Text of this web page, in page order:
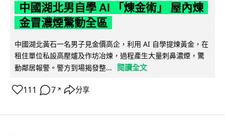
中國湖北男自學 AI 「煉金術」 屋內煉
金冒濃煙驚動全區
中國湖北黃石一名男子見金價高企，利用 AI 自學提煉黃金，在
租住單位私設高壓爐及作坊冶煉，過程產生大量刺鼻濃煙，驚
動鄰居報警。警方到場揭發整...
閱讀全文
111 7 ↗ 分享